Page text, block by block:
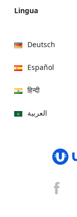
Lingua
Deutsch
Español
हिन्दी
العربية
Italiano
Français